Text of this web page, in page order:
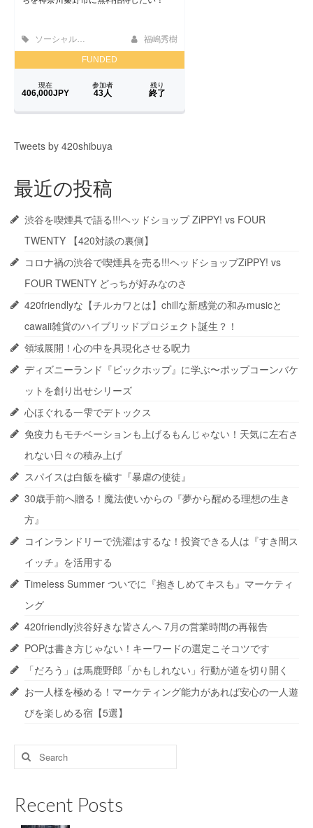
Tweets by 420shibuya
最近の投稿
渋谷を喫煙具で語る!!!ヘッドショップ ZiPPY! vs FOUR
TWENTY 【420対談の裏側】
コロナ禍の渋谷で喫煙具を売る!!!ヘッドショップZiPPY! vs
FOUR TWENTY どっちが好みなのさ
420friendlyな【チルカワとは】chillな新感覚の和みmusicと
cawaii雑貨のハイブリッドプロジェクト誕生？！
領域展開！心の中を具現化させる呪力
ディズニーランド『ビックホップ』に学ぶ〜ポップコーンバケ
ットを創り出せシリーズ
心ほぐれる一雫でデトックス
免疫力もモチベーションも上げるもんじゃない！天気に左右さ
れない日々の積み上げ
スパイスは白飯を穢す『暴虐の使徒』
30歳手前へ贈る！魔法使いからの『夢から醒める理想の生き
方』
コインランドリーで洗濯はするな！投資できる人は『すき間ス
イッチ』を活用する
Timeless Summer ついでに『抱きしめてキスも』マーケティ
ング
420friendly渋谷好きな皆さんへ 7月の営業時間の再報告
POPは書き方じゃない！キーワードの選定こそコツです
「だろう」は馬鹿野郎「かもしれない」行動が道を切り開く
お一人様を極める！マーケティング能力があれば安心の一人遊
びを楽しめる宿【5選】
Search
for:
Recent Posts